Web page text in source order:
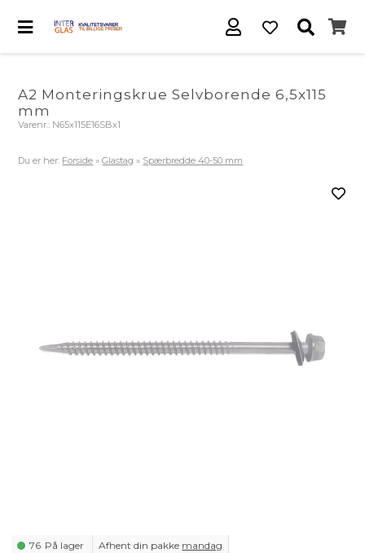
A2 Monteringskrue Selvborende 6,5x115
mm
Varenr.: N65x115E16SBx1
Du er her: Forside »Glastag » Spærbredde 40-50 mm
76 På lager Afhent din pakke mandag